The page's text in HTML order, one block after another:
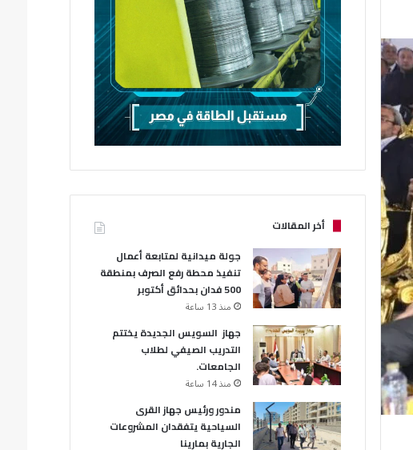
أخر المقالات
جولة ميدانية لمتابعة أعمال
تنفيذ محطة رفع الصرف بمنطقة
500 فدان بحدائق أكتوبر
منذ 13 ساعة
جهاز السويس الجديدة يختتم
التدريب الصيفي لطلاب
الجامعات.
منذ 14 ساعة
مندور ورئيس جهاز القرى
السياحية يتفقدان المشروعات
الجارية بمارينا